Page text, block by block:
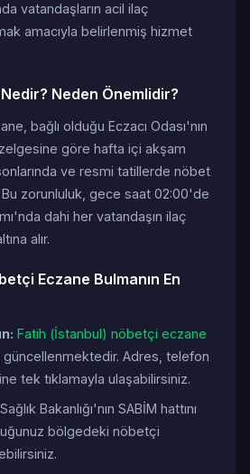
vatandaşların acil ilaç
amacıyla belirlenmiş hizmet
Neden Önemlidir?
bağlı olduğu Eczacı Odası'nın
göre hafta içi akşam
ve resmi tatillerde nöbet
Bu zorunluluk, gece saat 02:00'de
dahi her vatandaşın ilaç
alır.
Eczane Bulmanın En
Fatih (İstanbul) nöbetçi eczane
güncellenmektedir. Adres, telefon
tek tıklamayla ulaşabilirsiniz.
Sağlık Bakanlığı'nın SABİM hattını
bölgedeki nöbetçi